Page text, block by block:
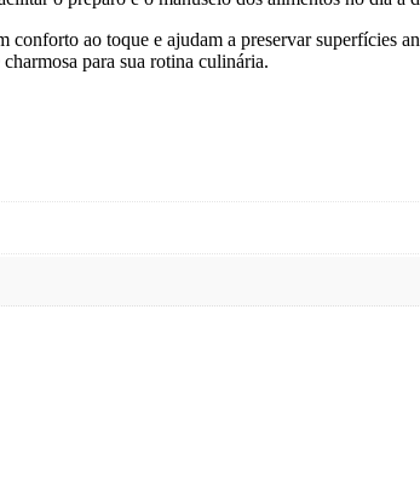
conforto ao toque e ajudam a preservar
para sua rotina culinária.